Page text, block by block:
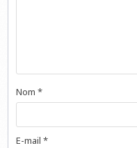
Nom*
E-mail*